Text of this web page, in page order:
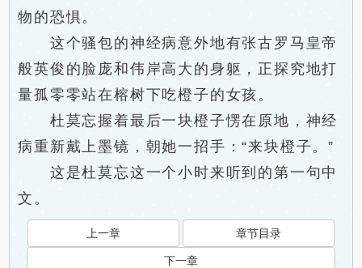
物的恐惧。
这个骚包的神经病意外地有张古罗马皇帝
般英俊的脸庞和伟岸高大的身躯，正探究地打
量孤零零站在榕树下吃橙子的女孩。
杜莫忘握着最后一块橙子愣在原地，神经
病重新戴上墨镜，朝她一招手：“来块橙子。”
这是杜莫忘这一个小时来听到的第一句中
文。
上一章 章节目录
下一章